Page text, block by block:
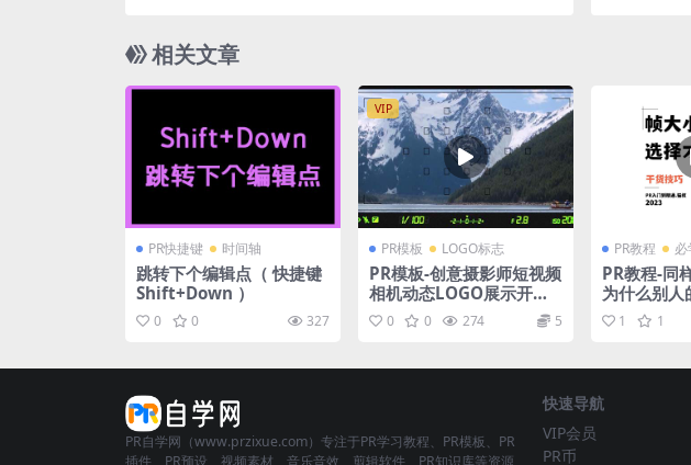
相关文章
PR快捷键 时间轴
跳转下个编辑点（ 快捷键
Shift+Down ）
0 0 327
VIP
PR模板 LOGO标志
PR模板-创意摄影师短视频
相机动态LOGO展示开场
模板
0 0 274 5
PR教程 必
PR教程-同
为什么别人
更清晰？
1 1
PR自学网（www.przixue.com）专注于PR学习教程、PR模板、PR
快速导航
VIP会员
PR币